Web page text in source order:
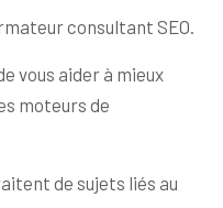
consultant SEO.
vous aider à mieux
moteurs de
de sujets liés au